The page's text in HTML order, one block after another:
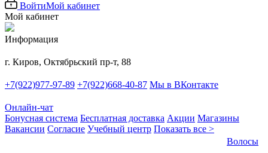
ВойтиМой кабинет
Мой кабинет
Информация
г. Киров, Октябрьский пр-т, 88
+7(922)977-97-89 +7(922)668-40-87 Мы в ВКонтакте
Онлайн-чат
Бонусная система Бесплатная доставка Акции Магазины
Вакансии Согласие Учебный центр Показать все >
Волосы